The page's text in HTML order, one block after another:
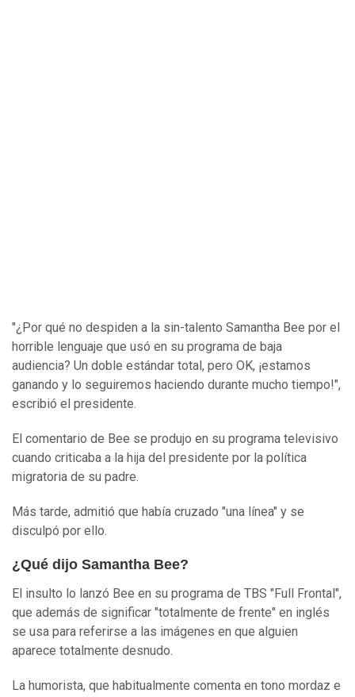
"¿Por qué no despiden a la sin-talento Samantha Bee por el
horrible lenguaje que usó en su programa de baja
audiencia? Un doble estándar total, pero OK, ¡estamos
ganando y lo seguiremos haciendo durante mucho tiempo!",
escribió el presidente.
El comentario de Bee se produjo en su programa televisivo
cuando criticaba a la hija del presidente por la política
migratoria de su padre.
Más tarde, admitió que había cruzado "una línea" y se
disculpó por ello.
¿Qué dijo Samantha Bee?
El insulto lo lanzó Bee en su programa de TBS "Full Frontal",
que además de significar "totalmente de frente" en inglés
se usa para referirse a las imágenes en que alguien
aparece totalmente desnudo.
La humorista, que habitualmente comenta en tono mordaz e